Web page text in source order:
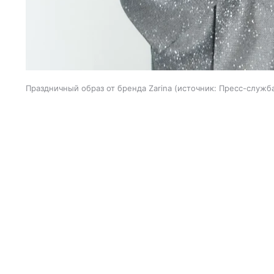
Праздничный образ от бренда Zarina источник: Пресс-